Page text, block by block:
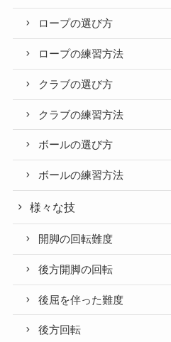
ロープの選び方
ロープの練習方法
クラブの選び方
クラブの練習方法
ボールの選び方
ボールの練習方法
様々な技
開脚の回転難度
後方開脚の回転
後屈を伴った難度
後方回転